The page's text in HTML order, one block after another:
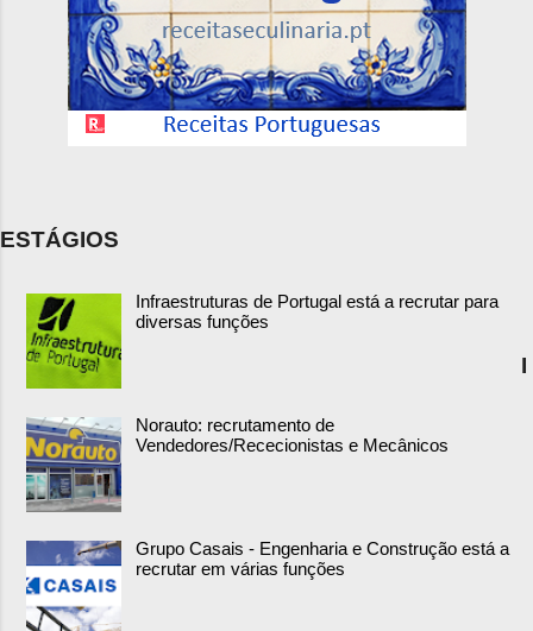
ESTÁGIOS
Infraestruturas de Portugal está a recrutar para
diversas funções
Norauto: recrutamento de
Vendedores/Rececionistas e Mecânicos
Grupo Casais - Engenharia e Construção está a
recrutar em várias funções
I